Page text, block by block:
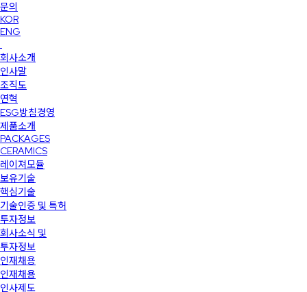
문의
KOR
ENG
회사소개
인사말
조직도
연혁
ESG방침경영
제품소개
PACKAGES
CERAMICS
레이져모듈
보유기술
핵심기술
기술인증 및 특허
투자정보
회사소식 및
투자정보
인재채용
인재채용
인사제도